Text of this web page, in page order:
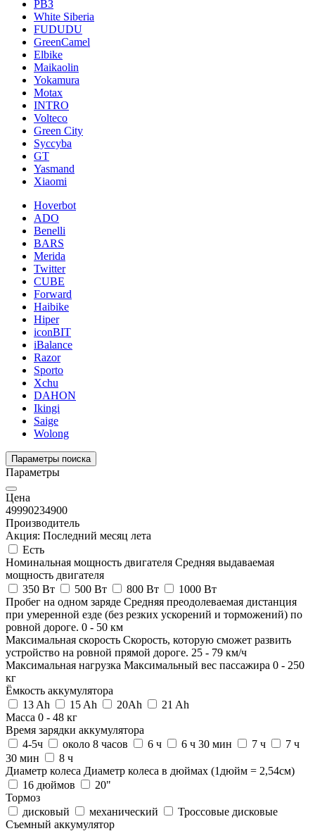
РВЗ
White Siberia
FUDUDU
GreenCamel
Elbike
Maikaolin
Yokamura
Motax
INTRO
Volteco
Green City
Syccyba
GT
Yasmand
Xiaomi
Hoverbot
ADO
Benelli
BARS
Merida
Twitter
CUBE
Forward
Haibike
Hiper
iconBIT
iBalance
Razor
Sporto
Xchu
DAHON
Ikingi
Saige
Wolong
Параметры поиска
Параметры
Цена
49990234900
Производитель
Акция: Последний месяц лета
Есть
Номинальная мощность двигателя Средняя выдаваемая
мощность двигателя
350 Вт
500 Вт 800 Вт
1000 Вт
Пробег на одном заряде Средняя преодолеваемая дистанция
при умеренной езде (без резких ускорений и торможений) по
ровной дороге. 0 - 50 км
Максимальная скорость Скорость, которую сможет развить
устройство на ровной прямой дороге. 25 - 79 км/ч
Максимальная нагрузка Максимальный вес пассажира 0 - 250
кг
Ёмкость аккумулятора
13 Ah
15 Ah 20Ah
21 Ah
Масса 0 - 48 кг
Время зарядки аккумулятора
4-5ч
около 8 часов 6 ч 6 ч 30 мин 7 ч
7 ч
30 мин
8 ч
Диаметр колеса Диаметр колеса в дюймах (1дюйм = 2,54см)
16 дюймов
20"
Тормоз
дисковый
механический
Троссовые дисковые
Съемный аккумулятор